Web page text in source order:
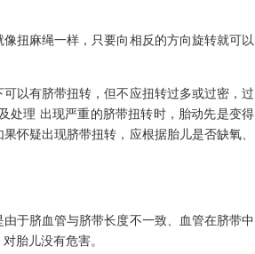
麻绳一样，只要向相反的方向旋转就可以
有脐带扭转，但不应扭转过多或过密，过
处理 出现严重的脐带扭转时，胎动先是变得
怀疑出现脐带扭转，应根据胎儿是否缺氧、
脐血管与脐带长度不一致、血管在脐带中
胎儿没有危害。